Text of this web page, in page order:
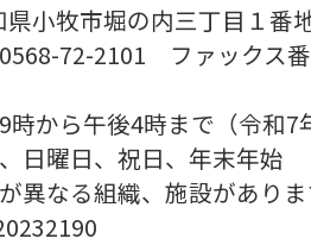
県小牧市堀の内三丁目１番
72-2101 ファックス
時から午後4時まで（令
日曜日、祝日、年末年始
異なる組織、施設があり